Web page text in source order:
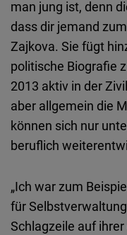
man jung ist, denn
dass dir jemand
Zajkova. Sie fügt
politische Biografie
2013 aktiv in der
aber allgemein die
können sich nur
beruflich
„Ich war zum
für
Schlagzeile auf